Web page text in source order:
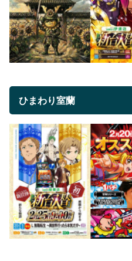
ひまわり室蘭